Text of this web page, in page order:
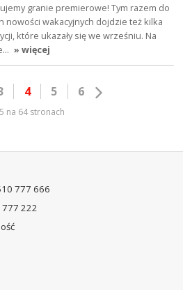
granie premierowe! Tym razem do
nowości wakacyjnych dojdzie też kilka
które ukazały się we wrześniu. Na
» więcej
4 5 6
na 64 stronach
777 666
222